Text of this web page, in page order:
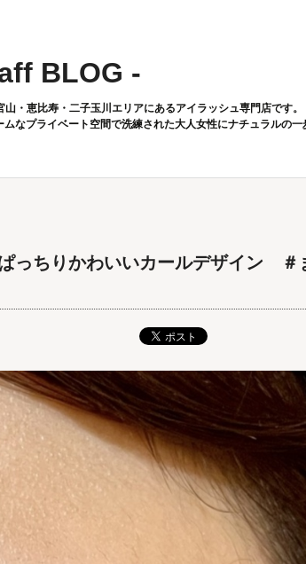
BLOG -
・恵比寿・二子玉川エリアにあるアイラッシュ専門店です。
ムなプライベート空間で洗練された大人女性にナチュラルの一
っちりかわいいカールデザイン ＃